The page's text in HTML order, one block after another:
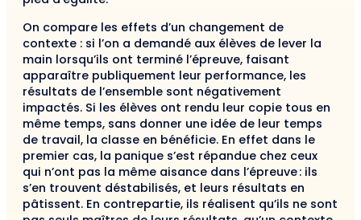
On compare les effets d’un changement de
contexte : si l’on a demandé aux élèves de lever la
main lorsqu’ils ont terminé l’épreuve, faisant
apparaître publiquement leur performance, les
résultats de l’ensemble sont négativement
impactés. Si les élèves ont rendu leur copie tous en
même temps, sans donner une idée de leur temps
de travail, la classe en bénéficie. En effet dans le
premier cas, la panique s’est répandue chez ceux
qui n’ont pas la même aisance dans l’épreuve : ils
s’en trouvent déstabilisés, et leurs résultats en
pâtissent. En contrepartie, ils réalisent qu’ils ne sont